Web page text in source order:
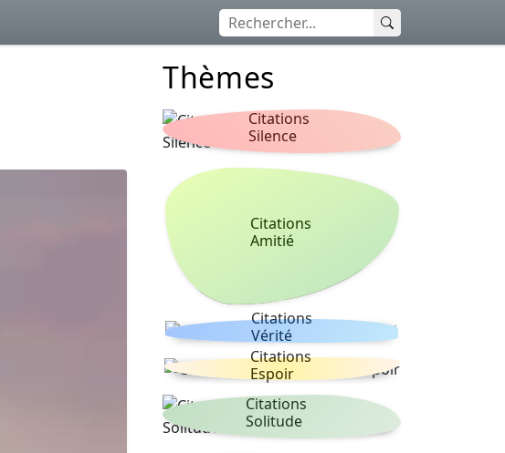
Thèmes
Citations
Silence
Citations
Amitié
Citations
Vérité
Citations
Espoir
Citations
Solitude